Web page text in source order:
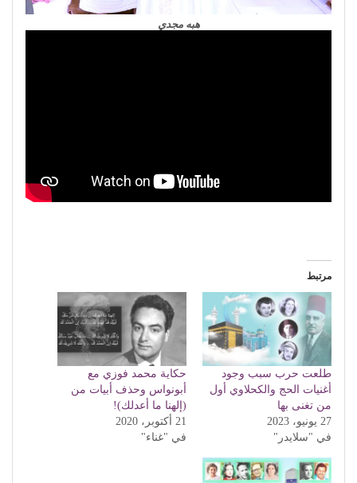
هبه مجدي
مرتبط
طلعت حرب سبب وجود
أغنيات الحج والكحلاوي أول
من تغنى بها
27 يونيو، 2023
في "سلايدر"
حكاية محمد فوزي مع
أبونواس وحذف أبيات من
(إلهنا ما أعدلك)!
21 أكتوبر، 2020
في "غناء"